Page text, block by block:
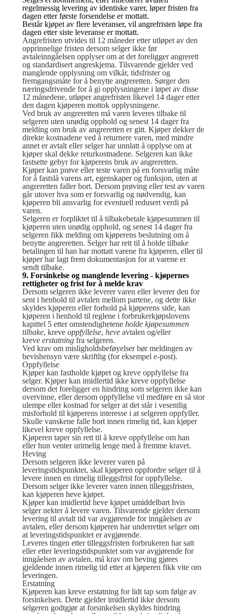
regelmessig levering av identiske varer, løper fristen fra
dagen etter første forsendelse er mottatt.
Består kjøpet av flere leveranser, vil angrefristen løpe fra
dagen etter siste leveranse er mottatt.
Angrefristen utvides til 12 måneder etter utløpet av den
opprinnelige fristen dersom selger ikke før
avtaleinngåelsen opplyser om at det foreligger angrerett
og standardisert angreskjema. Tilsvarende gjelder ved
manglende opplysning om vilkår, tidsfrister og
fremgangsmåte for å benytte angreretten. Sørger den
næringsdrivende for å gi opplysningene i løpet av disse
12 månedene, utløper angrefristen likevel 14 dager etter
den dagen kjøperen mottok opplysningene.
Ved bruk av angreretten må varen leveres tilbake til
selgeren uten unødig opphold og senest 14 dager fra
melding om bruk av angreretten er gitt. Kjøper dekker de
direkte kostnadene ved å returnere varen, med mindre
annet er avtalt eller selger har unnlatt å opplyse om at
kjøper skal dekke returkostnadene. Selgeren kan ikke
fastsette gebyr for kjøperens bruk av angreretten.
Kjøper kan prøve eller teste varen på en forsvarlig måte
for å fastslå varens art, egenskaper og funksjon, uten at
angreretten faller bort. Dersom prøving eller test av varen
går utover hva som er forsvarlig og nødvendig, kan
kjøperen bli ansvarlig for eventuell redusert verdi på
varen.
Selgeren er forpliktet til å tilbakebetale kjøpesummen til
kjøperen uten unødig opphold, og senest 14 dager fra
selgeren fikk melding om kjøperens beslutning om å
benytte angreretten. Selger har rett til å holde tilbake
betalingen til han har mottatt varene fra kjøperen, eller til
kjøper har lagt frem dokumentasjon for at varene er
sendt tilbake.
9. Forsinkelse og manglende levering - kjøpernes
rettigheter og frist for å melde krav
Dersom selgeren ikke leverer varen eller leverer den for
sent i henhold til avtalen mellom partene, og dette ikke
skyldes kjøperen eller forhold på kjøperens side, kan
kjøperen i henhold til reglene i forbrukerkjøpslovens
kapittel 5 etter omstendighetene holde kjøpesummen
tilbake, kreve oppfyllelse, heve avtalen og/eller
kreve erstatning fra selgeren.
Ved krav om misligholdsbeføyelser bør meldingen av
bevishensyn være skriftlig (for eksempel e-post).
Oppfyllelse
Kjøper kan fastholde kjøpet og kreve oppfyllelse fra
selger. Kjøper kan imidlertid ikke kreve oppfyllelse
dersom det foreligger en hindring som selgeren ikke kan
overvinne, eller dersom oppfyllelse vil medføre en så stor
ulempe eller kostnad for selger at det står i vesentlig
misforhold til kjøperens interesse i at selgeren oppfyller.
Skulle vanskene falle bort innen rimelig tid, kan kjøper
likevel kreve oppfyllelse.
Kjøperen taper sin rett til å kreve oppfyllelse om han
eller hun venter urimelig lenge med å fremme kravet.
Heving
Dersom selgeren ikke leverer varen på
leveringstidspunktet, skal kjøperen oppfordre selger til å
levere innen en rimelig tilleggsfrist for oppfyllelse.
Dersom selger ikke leverer varen innen tilleggsfristen,
kan kjøperen heve kjøpet.
Kjøper kan imidlertid heve kjøpet umiddelbart hvis
selger nekter å levere varen. Tilsvarende gjelder dersom
levering til avtalt tid var avgjørende for inngåelsen av
avtalen, eller dersom kjøperen har underrettet selger om
at leveringstidspunktet er avgjørende.
Leveres tingen etter tilleggsfristen forbrukeren har satt
eller etter leveringstidspunktet som var avgjørende for
inngåelsen av avtalen, må krav om heving gjøres
gjeldende innen rimelig tid etter at kjøperen fikk vite om
leveringen.
Erstatning
Kjøperen kan kreve erstatning for lidt tap som følge av
forsinkelsen. Dette gjelder imidlertid ikke dersom
selgeren godtgjør at forsinkelsen skyldes hindring